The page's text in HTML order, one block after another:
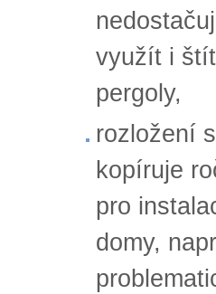
využít i
pergoly,
rozložení
kopíruje
pro
domy,